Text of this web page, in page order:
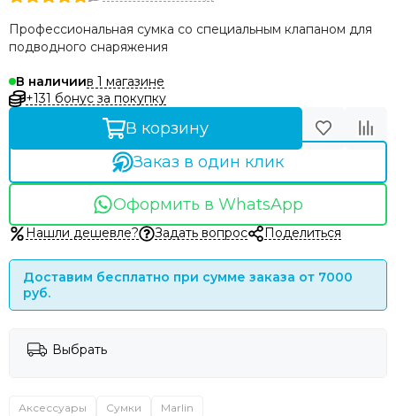
Профессиональная сумка со специальным клапаном для
подводного снаряжения
В наличиив 1 магазине
+131 бонус за покупку
В корзину
Заказ в один клик
Оформить в WhatsApp
Нашли дешевле? Задать вопрос Поделиться
Доставим бесплатно при сумме заказа от 7000
руб.
Выбрать
Аксессуары Сумки Marlin